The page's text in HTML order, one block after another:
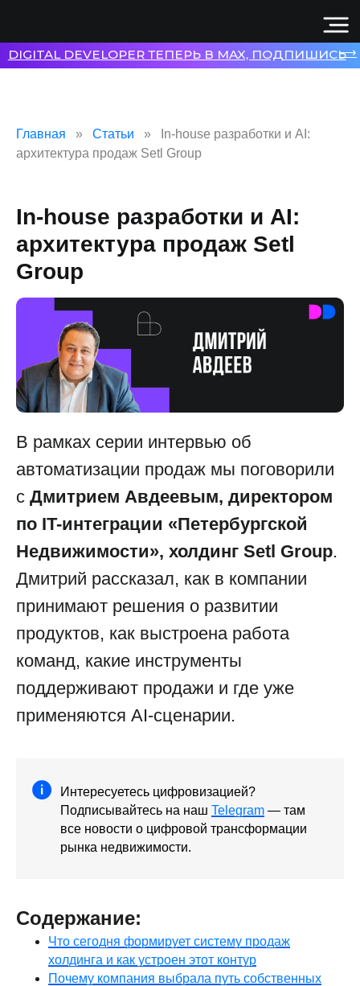
Главная Статьи
In-house разработки и AI:
архитектура продаж Setl Group
In-house разработки и AI:
архитектура продаж Setl
Group
В рамках серии интервью об
автоматизации продаж мы поговорили
с Дмитрием Авдеевым, директором
по IT-интеграции «Петербургской
Недвижимости», холдинг Setl Group.
Дмитрий рассказал, как в компании
принимают решения о развитии
продуктов, как выстроена работа
команд, какие инструменты
поддерживают продажи и где уже
применяются AI-сценарии.
Интересуетесь цифровизацией?
Подписывайтесь на наш Telegram — там
все новости о цифровой трансформации
рынка недвижимости.
Содержание:
Что сегодня формирует систему продаж
холдинга и как устроен этот контур
Почему компания выбрала путь собственных